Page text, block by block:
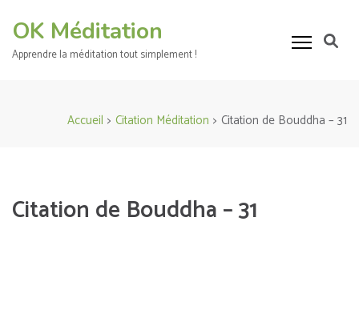
contenu
OK Méditation
Apprendre la méditation tout simplement !
Accueil > Citation Méditation > Citation de Bouddha – 31
Citation de Bouddha – 31